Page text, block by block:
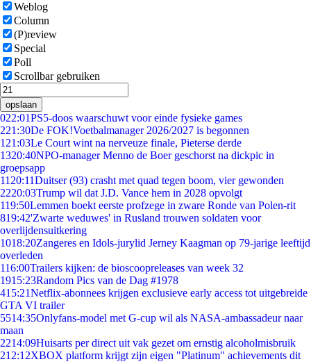
Weblog
Column
(P)review
Special
Poll
Scrollbar gebruiken
opslaan
022:01PS5-doos waarschuwt voor einde fysieke games
221:30De FOK!Voetbalmanager 2026/2027 is begonnen
1 21:03Le Court wint na nerveuze finale, Pieterse derde
1320:40NPO-manager Menno de Boer geschorst na dickpic in
groepsapp
11 20:11Duitser (93) crasht met quad tegen boom, vier gewonden
2220:03Trump wil dat J.D. Vance hem in 2028 opvolgt
119:50Lemmen boekt eerste profzege in zware Ronde van Polen-rit
819:42'Zwarte weduwes' in Rusland trouwen soldaten voor
overlijdensuitkering
1018:20Zangeres en Idols-jurylid Jerney Kaagman op 79-jarige leeftijd
overleden
116:00Trailers kijken: de bioscoopreleases van week 32
1915:23Random Pics van de Dag #1978
415:21Netflix-abonnees krijgen exclusieve early access tot uitgebreide
GTA VI trailer
5514:35Onlyfans-model met G-cup wil als NASA-ambassadeur naar
maan
2214:09Huisarts per direct uit vak gezet om ernstig alcoholmisbruik
212:12XBOX platform krijgt zijn eigen "Platinum" achievements dit